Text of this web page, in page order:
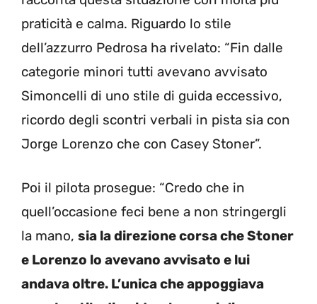
praticità e calma. Riguardo lo stile
dell’azzurro Pedrosa ha rivelato: “Fin dalle
categorie minori tutti avevano avvisato
Simoncelli di uno stile di guida eccessivo,
ricordo degli scontri verbali in pista sia con
Jorge Lorenzo che con Casey Stoner”.
Poi il pilota prosegue: “Credo che in
quell’occasione feci bene a non stringergli
la mano, sia la direzione corsa che Stoner
e Lorenzo lo avevano avvisato e lui
andava oltre. L’unica che appoggiava